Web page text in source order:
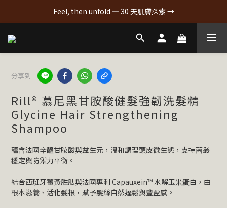
Feel, then unfold — 30 天肌膚探索 →
分享到
Rill® 慕尼黑甘胺酸健髮強韌洗髮精
Glycine Hair Strengthening
Shampoo
蘊含法國辛醯甘胺酸與益生元，溫和調理頭皮微生態，支持菌叢
穩定與防禦力平衡。
結合西班牙薑黃胜肽與法國專利 Capauxein™ 水解玉米蛋白，由
根本滋養、活化髮根，賦予髮絲自然蓬鬆與豐盈感。